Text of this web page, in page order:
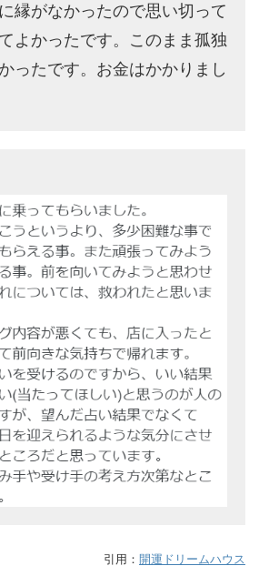
縁がなかったので思い切って
よかったです。このまま孤独
ったです。お金はかかりまし
引用： 開運ドリームハウス